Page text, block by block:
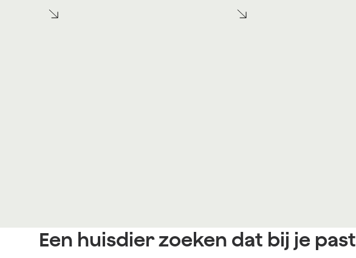
Een huisdier zoeken dat bij je past